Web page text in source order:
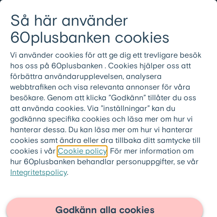
Så här använder
60plusbanken cookies
Vi använder cookies för att ge dig ett trevligare besök
hos oss på 60plusbanken . Cookies hjälper oss att
förbättra användarupplevelsen, analysera
webbtrafiken och visa relevanta annonser för våra
besökare. Genom att klicka ”Godkänn” tillåter du oss
att använda cookies. Via ”inställningar” kan du
godkänna specifika cookies och läsa mer om hur vi
hanterar dessa. Du kan läsa mer om hur vi hanterar
cookies samt ändra eller dra tillbaka ditt samtycke till
cookies i vår Cookie policy . För mer information om
hur 60plusbanken behandlar personuppgifter, se vår
Integritetspolicy.
Godkänn alla cookies
Meny
08-501 01 200
60plusbanken.se
2026-01-27 |